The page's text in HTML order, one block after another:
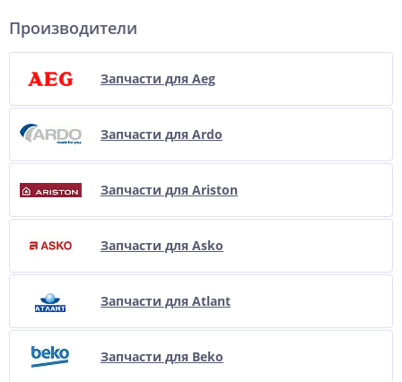
Производители
Запчасти для Aeg
Запчасти для Ardo
Запчасти для Ariston
Запчасти для Asko
Запчасти для Atlant
Запчасти для Beko